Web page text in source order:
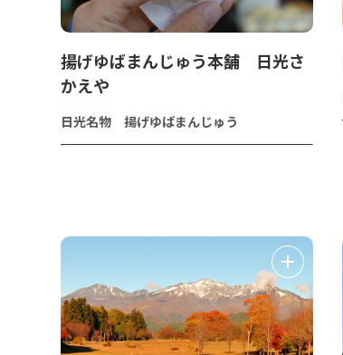
揚げゆばまんじゅう本舗 日光さ
かえや
日光名物 揚げゆばまんじゅう